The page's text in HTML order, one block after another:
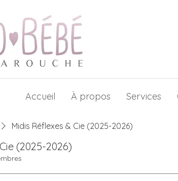
Accueil À propos Services
Midis Réflexes & Cie (2025-2026)
(2025-2026)